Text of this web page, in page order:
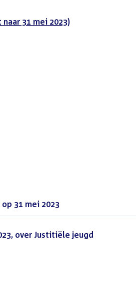
31 mei 2023)
31 mei 2023
over Justitiële jeugd